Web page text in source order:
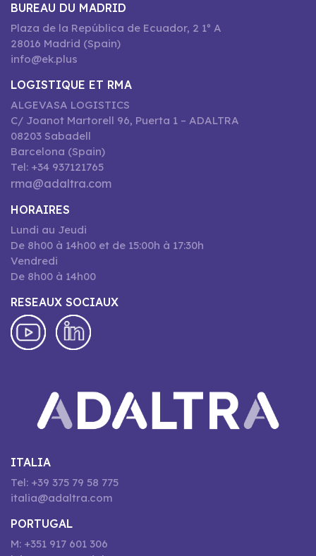
BUREAU DU MADRID
Plaza de la República de Ecuador, 2 1º A
28016 Madrid (Spain)
info@ek.plus
LOGISTIQUE ET RMA
ALGEVASA LOGISTICS
C/ Joanot Martorell 96, Puerta 1 – ADALTRA
08203 Sabadell
Barcelona (Spain)
Tel: +34 937121765
rma@adaltra.com
HORAIRES
Lundi au Jeudi
De 8h00 à 14h00 et de 15:00h à 17:30h
Vendredi
De 8h00 à 14h00
RESEAUX SOCIAUX
ITALIA
Tel: +39 375 79 58 775
italia@adaltra.com
PORTUGAL
M: +351 917 601 306